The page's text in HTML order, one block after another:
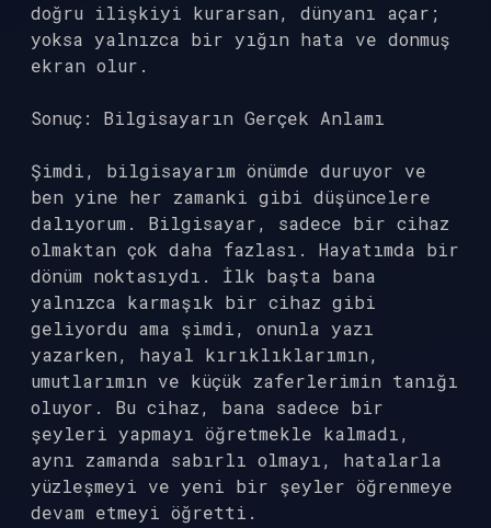
doğru ilişkiyi kurarsan, dünyanı açar;
yoksa yalnızca bir yığın hata ve donmuş
ekran olur.
Sonuç: Bilgisayarın Gerçek Anlamı
Şimdi, bilgisayarım önümde duruyor ve
ben yine her zamanki gibi düşüncelere
dalıyorum. Bilgisayar, sadece bir cihaz
olmaktan çok daha fazlası. Hayatımda bir
dönüm noktasıydı. İlk başta bana
yalnızca karmaşık bir cihaz gibi
geliyordu ama şimdi, onunla yazı
yazarken, hayal kırıklıklarımın,
umutlarımın ve küçük zaferlerimin tanığı
oluyor. Bu cihaz, bana sadece bir
şeyleri yapmayı öğretmekle kalmadı,
aynı zamanda sabırlı olmayı, hatalarla
yüzleşmeyi ve yeni bir şeyler öğrenmeye
devam etmeyi öğretti.